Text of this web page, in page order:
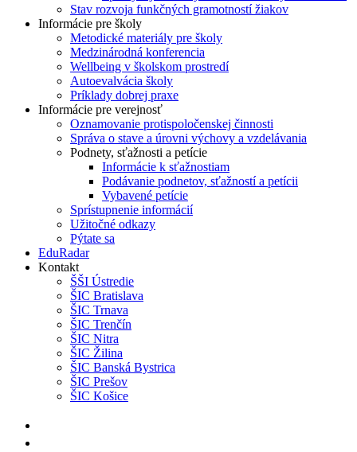
Stav rozvoja funkčných gramotností žiakov
Informácie pre školy
Metodické materiály pre školy
Medzinárodná konferencia
Wellbeing v školskom prostredí
Autoevalvácia školy
Príklady dobrej praxe
Informácie pre verejnosť
Oznamovanie protispoločenskej činnosti
Správa o stave a úrovni výchovy a vzdelávania
Podnety, sťažnosti a petície
Informácie k sťažnostiam
Podávanie podnetov, sťažností a petícii
Vybavené petície
Sprístupnenie informácií
Užitočné odkazy
Pýtate sa
EduRadar
Kontakt
ŠŠI Ústredie
ŠIC Bratislava
ŠIC Trnava
ŠIC Trenčín
ŠIC Nitra
ŠIC Žilina
ŠIC Banská Bystrica
ŠIC Prešov
ŠIC Košice